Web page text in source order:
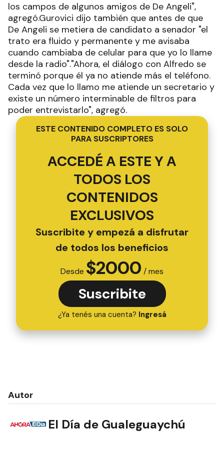
los campos de algunos amigos de De Angeli",
agregó.Gurovici dijo también que antes de que
De Angeli se metiera de candidato a senador "el
trato era fluido y permanente y me avisaba
cuando cambiaba de celular para que yo lo llame
desde la radio"."Ahora, el diálogo con Alfredo se
terminó porque él ya no atiende más el teléfono.
Cada vez que lo llamo me atiende un secretario y
existe un número interminable de filtros para
poder entrevistarlo", agregó.
ESTE CONTENIDO COMPLETO ES SOLO
PARA SUSCRIPTORES
ACCEDÉ A ESTE Y A
TODOS LOS
CONTENIDOS
EXCLUSIVOS
Suscribite y empezá a disfrutar
de todos los beneficios
Desde $2000 / mes
Suscribite
¿Ya tenés una cuenta? Ingresá
Autor
El Día de Gualeguaychú